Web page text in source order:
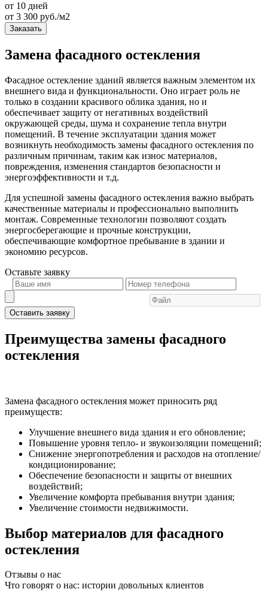
от 10 дней
от 3 300 руб./м2
Заказать
Замена фасадного остекления
Фасадное остекление зданий является важным элементом их
внешнего вида и функциональности. Оно играет роль не
только в создании красивого облика здания, но и
обеспечивает защиту от негативных воздействий
окружающей среды, шума и сохранение тепла внутри
помещений. В течение эксплуатации здания может
возникнуть необходимость замены фасадного остекления по
различным причинам, таким как износ материалов,
повреждения, изменения стандартов безопасности и
энергоэффективности и т.д.
Для успешной замены фасадного остекления важно выбрать
качественные материалы и профессионально выполнить
монтаж. Современные технологии позволяют создать
энергосберегающие и прочные конструкции,
обеспечивающие комфортное пребывание в здании и
экономию ресурсов.
Оставьте заявку
Оставить заявку
Преимущества замены фасадного
остекления
Замена фасадного остекления может приносить ряд
преимуществ:
Улучшение внешнего вида здания и его обновление;
Повышение уровня тепло- и звукоизоляции помещений;
Снижение энергопотребления и расходов на отопление/
кондиционирование;
Обеспечение безопасности и защиты от внешних
воздействий;
Увеличение комфорта пребывания внутри здания;
Увеличение стоимости недвижимости.
Выбор материалов для фасадного
остекления
Отзывы о нас
Что говорят о нас: истории довольных клиентов